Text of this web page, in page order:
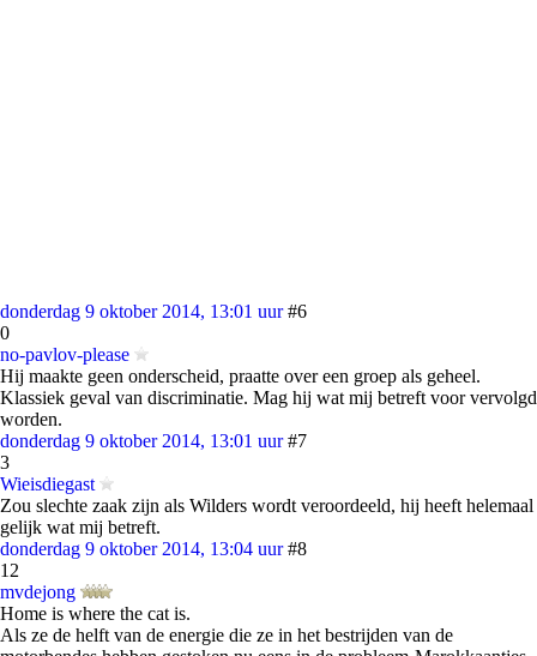
donderdag 9 oktober 2014, 13:01 uur #6
0
no-pavlov-please
Hij maakte geen onderscheid, praatte over een groep als geheel.
Klassiek geval van discriminatie. Mag hij wat mij betreft voor vervolgd
worden.
donderdag 9 oktober 2014, 13:01 uur #7
3
Wieisdiegast
Zou slechte zaak zijn als Wilders wordt veroordeeld, hij heeft helemaal
gelijk wat mij betreft.
donderdag 9 oktober 2014, 13:04 uur #8
12
mvdejong
Home is where the cat is.
Als ze de helft van de energie die ze in het bestrijden van de